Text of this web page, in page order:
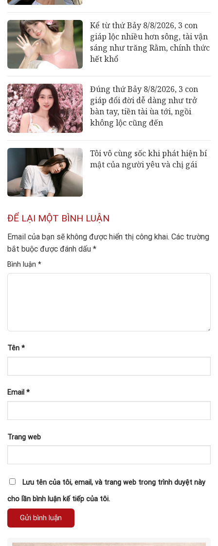
Kể từ thứ Bảy 8/8/2026, 3 con
giáp lộc nhiều hơn sông, tài vận
sáng như trăng Rằm, chính thức
hết khổ
Đúng thứ Bảy 8/8/2026, 3 con
giáp đổi đời dễ dàng như trở
bàn tay, tiền tài ùa tới, ngồi
không lộc cũng đến
Tôi vô cùng sốc khi phát hiện bí
mật của người yêu và chị gái
ĐỂ LẠI MỘT BÌNH LUẬN
Email của bạn sẽ không được hiển thị công khai. Các trường
bắt buộc được đánh dấu *
Bình luận *
Tên *
Email *
Trang web
Lưu tên của tôi, email, và trang web trong trình duyệt này
cho lần bình luận kế tiếp của tôi.